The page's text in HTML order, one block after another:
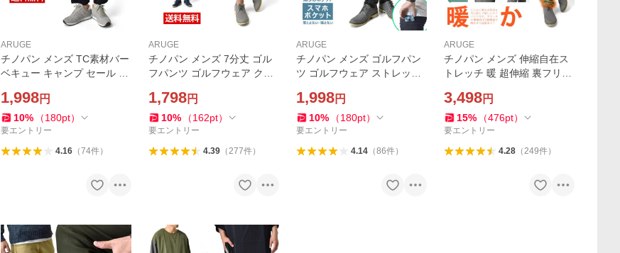
ARUGE
チノパン メンズ TC素材バー
ベキュー キャンプ セール m
1,998円
10% （180pt）
要エントリー
4.16（74件）
ARUGE
チノパン メンズ 7分丈 ゴル
フパンツ ゴルフウェア クロ
チ イージーパンツ スキニー
セール ボトムス スマホポケ
ット 爆買
1,798円
10% （162pt）
要エントリー
4.39（277件）
ARUGE
チノパン メンズ ゴルフパン
ツ ゴルフウェア ストレッチ
クパンツ スマホポケット ス
マポケ セール 爆買
1,998円
10% （180pt）
要エントリー
4.14（86件）
ARUGE
チノパン メンズ 伸縮自在ス
トレッチ 暖 超伸縮 裏フリー
冬 ズボン イージーパンツ ス
マホポケット セール 爆買
3,498円
15% （476pt）
要エントリー
4.28（249件）